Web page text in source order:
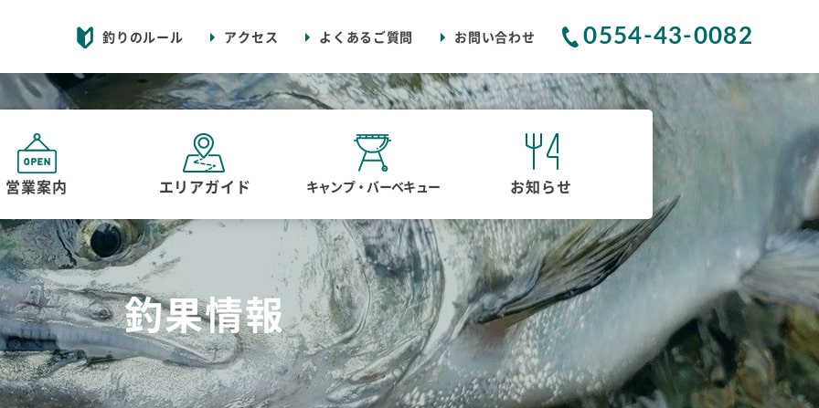
釣りのルール アクセス よくあるご質問 お問い合わせ 0554-43-0082
営業案内 エリアガイド キャンプ・バーベキュー お知らせ
釣果情報